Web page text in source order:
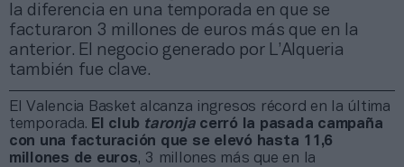
la diferencia en una temporada en que se
facturaron 3 millones de euros más que en la
anterior. El negocio generado por L’Alqueria
también fue clave.
El Valencia Basket alcanza ingresos récord en la última
temporada. El club taronja cerró la pasada campaña
con una facturación que se elevó hasta 11,6
millones de euros, 3 millones más que en la